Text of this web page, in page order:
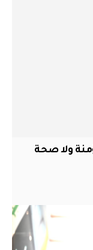
ولا صحة